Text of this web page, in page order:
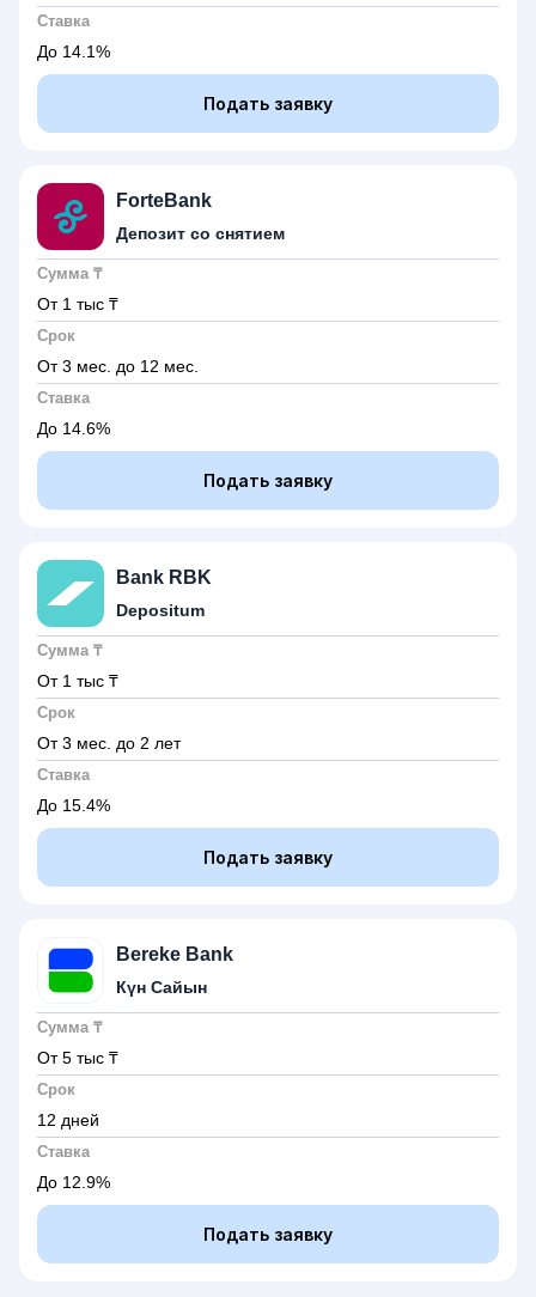
Ставка
До 14.1%
Подать заявку
ForteBank
Депозит со снятием
Сумма ₸
От 1 тыс ₸
Срок
От 3 мес. до 12 мес.
Ставка
До 14.6%
Подать заявку
Bank RBK
Depositum
Сумма ₸
От 1 тыс ₸
Срок
От 3 мес. до 2 лет
Ставка
До 15.4%
Подать заявку
Bereke Bank
Күн Сайын
Сумма ₸
От 5 тыс ₸
Срок
12 дней
Ставка
До 12.9%
Подать заявку